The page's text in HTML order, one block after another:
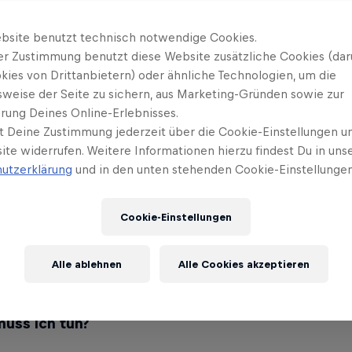
morgens bis abends von Experten und
und bekommst einen waschechten Red Bull
intensives Coaching in der Red Bull Media
An Tag 2 eroberst du die Spielwiese desRed Bull
und Action bekommst du umsonst. Auch um
wir uns. Falls du während des Camps in Luzern
ich tun?
benutzt technisch notwendige Cookies.
Zustimmung benutzt diese Website zusätzliche Cookies
von Drittanbietern) oder ähnliche Technologien, um die
der Seite zu sichern, aus Marketing-Gründen sowie zur
Deines Online-Erlebnisses.
Deine Zustimmung jederzeit über die Cookie-Einstellungen
widerrufen. Weitere Informationen hierzu findest Du in
und in den unten stehenden Cookie-
Cookie-Einstellungen
Alle ablehnen Alle Cookies akzeptieren